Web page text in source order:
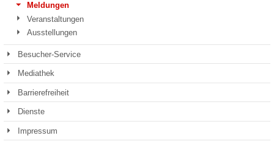
Meldungen
Veranstaltungen
Ausstellungen
Besucher-Service
Mediathek
Barrierefreiheit
Dienste
Impressum